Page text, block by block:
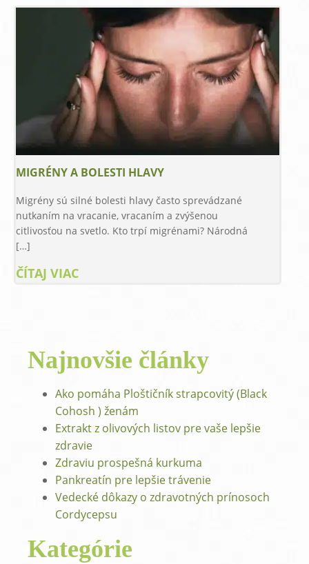
MIGRÉNY A BOLESTI HLAVY
Migrény sú silné bolesti hlavy často sprevádzané
nutkaním na vracanie, vracaním a zvýšenou
citlivosťou na svetlo. Kto trpí migrénami? Národná
[…]
ČÍTAJ VIAC
Najnovšie články
Ako pomáha Ploštičník strapcovitý (Black
Cohosh ) ženám
Extrakt z olivových listov pre vaše lepšie
zdravie
Zdraviu prospešná kurkuma
Pankreatín pre lepšie trávenie
Vedecké dôkazy o zdravotných prínosoch
Cordycepsu
Kategórie